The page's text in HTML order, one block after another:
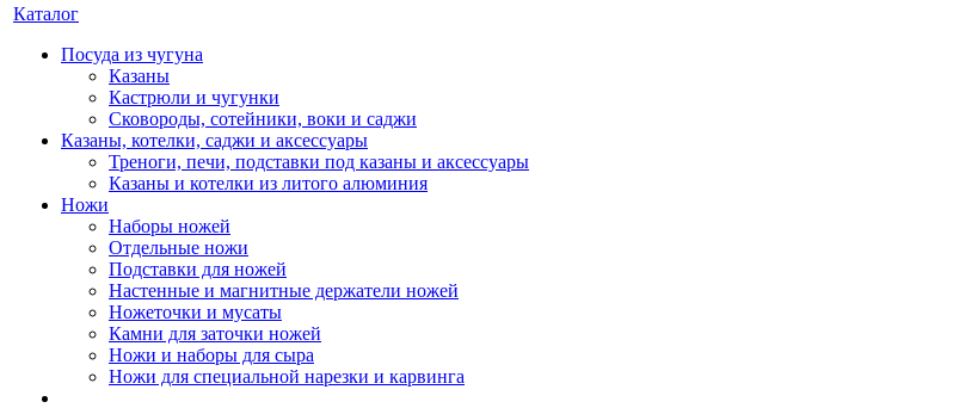
Каталог
Посуда из чугуна
Казаны
Кастрюли и чугунки
Сковороды, сотейники, воки и саджи
Казаны, котелки, саджи и аксессуары
Треноги, печи, подставки под казаны и аксессуары
Казаны и котелки из литого алюминия
Ножи
Наборы ножей
Отдельные ножи
Подставки для ножей
Настенные и магнитные держатели ножей
Ножеточки и мусаты
Камни для заточки ножей
Ножи и наборы для сыра
Ножи для специальной нарезки и карвинга